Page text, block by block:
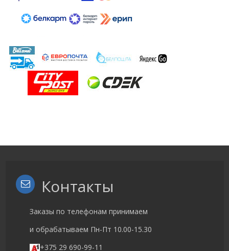
Контакты
Заказы по телефонам принимаем
и обрабатываем Пн-Пт 10.00-15.30
+375 29 690-99-11